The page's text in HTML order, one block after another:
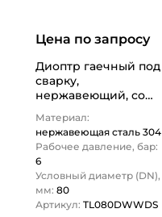
Цена по запросу
Диоптр гаечный под
сварку,
нержавеющий, со
TL080DWWDS
TITAN…
Материал:
нержавеющая сталь 304
Рабочее давление, бар:
6
Условный диаметр (DN),
мм: 80
Артикул: TL080DWWDS